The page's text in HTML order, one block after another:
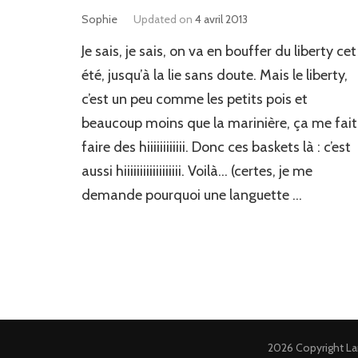
Sophie Updated on 4 avril 2013
Je sais, je sais, on va en bouffer du liberty cet
été, jusqu’à la lie sans doute. Mais le liberty,
c’est un peu comme les petits pois et
beaucoup moins que la marinière, ça me fait
faire des hiiiiiiiiiiii. Donc ces baskets là : c’est
aussi hiiiiiiiiiiiiiiiiii. Voilà… (certes, je me
demande pourquoi une languette …
2026 Copyright